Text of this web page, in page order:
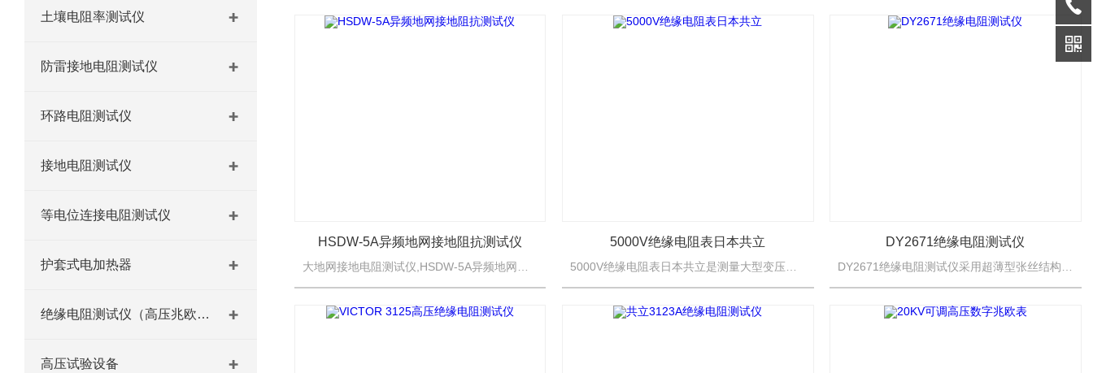
土壤电阻率测试仪
防雷接地电阻测试仪
环路电阻测试仪
接地电阻测试仪
等电位连接电阻测试仪
护套式电加热器
绝缘电阻测试仪（高压兆欧表）
高压试验设备
HSDW-5A异频地网接地阻抗测试仪 5000V绝缘电阻表日本共立 DY2671绝缘电阻测试仪